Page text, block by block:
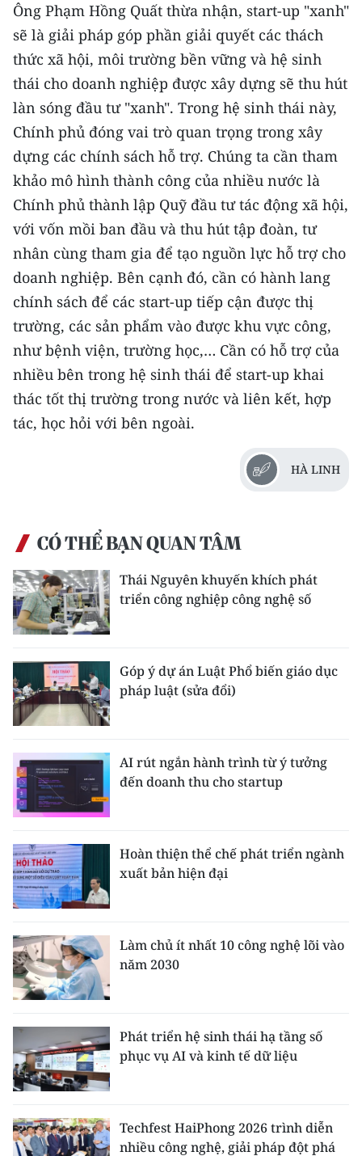
Ông Phạm Hồng Quất thừa nhận, start-up "xanh"
sẽ là giải pháp góp phần giải quyết các thách
thức xã hội, môi trường bền vững và hệ sinh
thái cho doanh nghiệp được xây dựng sẽ thu hút
làn sóng đầu tư "xanh". Trong hệ sinh thái này,
Chính phủ đóng vai trò quan trọng trong xây
dựng các chính sách hỗ trợ. Chúng ta cần tham
khảo mô hình thành công của nhiều nước là
Chính phủ thành lập Quỹ đầu tư tác động xã hội,
với vốn mồi ban đầu và thu hút tập đoàn, tư
nhân cùng tham gia để tạo nguồn lực hỗ trợ cho
doanh nghiệp. Bên cạnh đó, cần có hành lang
chính sách để các start-up tiếp cận được thị
trường, các sản phẩm vào được khu vực công,
như bệnh viện, trường học,… Cần có hỗ trợ của
nhiều bên trong hệ sinh thái để start-up khai
thác tốt thị trường trong nước và liên kết, hợp
tác, học hỏi với bên ngoài.
HÀ LINH
CÓ THỂ BẠN QUAN TÂM
Thái Nguyên khuyến khích phát
triển công nghiệp công nghệ số
Góp ý dự án Luật Phổ biến giáo dục
pháp luật (sửa đổi)
AI rút ngắn hành trình từ ý tưởng
đến doanh thu cho startup
Hoàn thiện thể chế phát triển ngành
xuất bản hiện đại
Làm chủ ít nhất 10 công nghệ lõi vào
năm 2030
Phát triển hệ sinh thái hạ tầng số
phục vụ AI và kinh tế dữ liệu
Techfest HaiPhong 2026 trình diễn
nhiều công nghệ, giải pháp đột phá